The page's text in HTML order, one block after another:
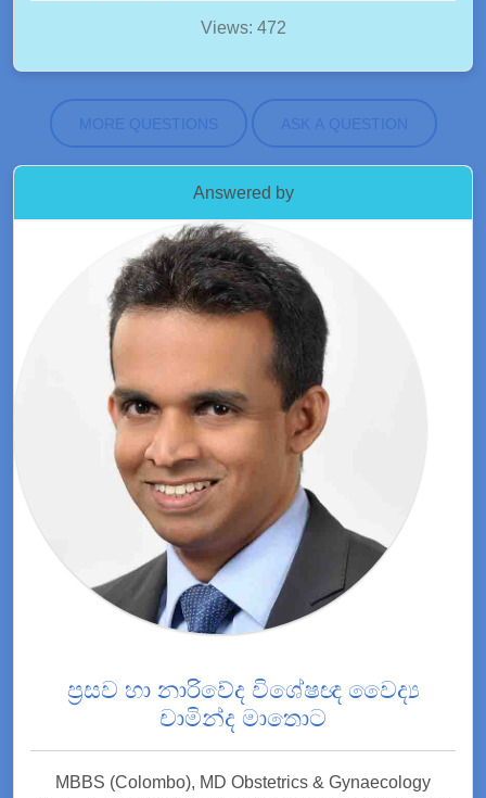
Views: 472
MORE QUESTIONS ASK A QUESTION
Answered by
ප්‍රසව හා නාරිවේද විශේෂඥ වෛද්‍ය
චාමින්ද මාතොට
MBBS (Colombo), MD Obstetrics & Gynaecology